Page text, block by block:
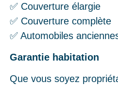
✅ Couverture élargie
✅ Couverture complète
✅ Automobiles
Garantie habitation
Que vous soyez